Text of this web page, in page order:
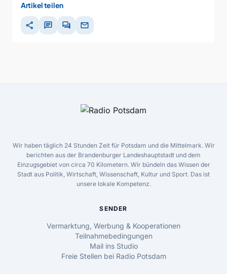
Artikel teilen
share chat forum mail
Wir haben täglich 24 Stunden Zeit für Potsdam und die Mittelmark. Wir
berichten aus der Brandenburger Landeshauptstadt und dem
Einzugsgebiet von circa 70 Kilometern. Wir bündeln das Wissen der
Stadt aus Politik, Wirtschaft, Wissenschaft, Kultur und Sport. Das ist
unsere lokale Kompetenz.
SENDER
Vermarktung, Werbung & Kooperationen
Teilnahmebedingungen
Mail ins Studio
Freie Stellen bei Radio Potsdam